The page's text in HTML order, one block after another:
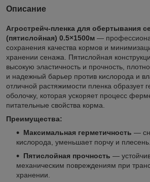
Описание
Агрострейч‑пленка для обертывания
(пятислойная) 0.5×1500м —
сохранения качества кормов и
хранении сенажа. Пятислойная
высокую эластичность и прочность,
и надежный барьер против кислорода и
отличной растяжимости пленка образует
оболочку, которая ускоряет процесс
питательные свойства корма.
Преимущества:
Максимальная герметичность —
кислорода, уменьшает порчу и плесень.
Пятислойная прочность —
механическим повреждениям при
хранении.